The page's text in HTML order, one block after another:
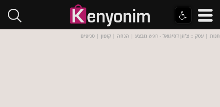
חנות | עסק :: צ'וזן דסיגואל - חפש מבצע | הנחה | קופון | סניפים